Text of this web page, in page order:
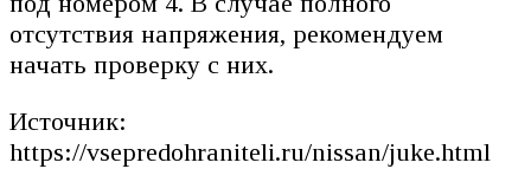
отсутствия напряжения, рекомендуем
начать проверку с них.
Источник:
https://vsepredohraniteli.ru/nissan/juke.html